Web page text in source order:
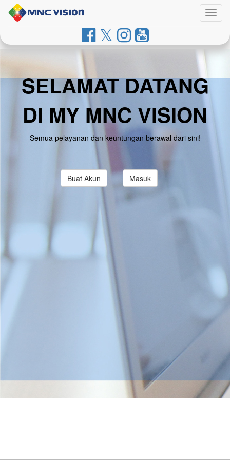
SELAMAT DATANG
DI MY MNC VISION
Semua pelayanan dan keuntungan berawal dari sini!
Buat Akun Masuk